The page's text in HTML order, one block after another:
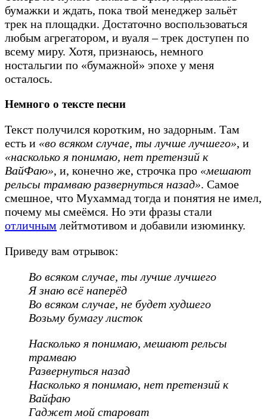
бумажки и ждать, пока твой менеджер зальёт
трек на площадки. Достаточно воспользоваться
любым агрегатором, и вуаля – трек доступен по
всему миру. Хотя, признаюсь, немного
ностальгии по «бумажной» эпохе у меня
осталось.
Немного о тексте песни
Текст получился коротким, но задорным. Там
есть и «во всяком случае, ты лучше лучшего», и
«насколько я понимаю, нет претензий к
ВайФаю», и, конечно же, строчка про «мешают
рельсы трамваю развернуться назад». Самое
смешное, что Мухаммад тогда и понятия не имел,
почему мы смеёмся. Но эти фразы стали
отличным лейтмотивом и добавили изюминку.
Приведу вам отрывок:
Во всяком случае, ты лучше лучшего
Я знаю всё наперёд
Во всяком случае, не будет худшего
Возьму бумагу листок
Насколько я понимаю, мешают рельсы
трамваю
Развернуться назад
Насколько я понимаю, нет претензий к
Вайфаю
Гаджет мой староват